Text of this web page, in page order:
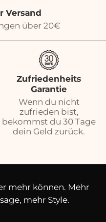
Versand
über 20€
Zufriedenheits
Garantie
Wenn du nicht
zufrieden bist,
bekommst du 30 Tage
dein Geld zurück.
mehr können. Mehr
mehr Style.